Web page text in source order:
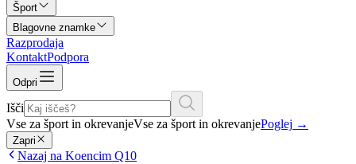
Šport
Blagovne znamke
Razprodaja
KontaktPodpora
Odpri
Išči
Vse za šport in okrevanjeVse za šport in okrevanjePoglej →
Zapri
Nazaj na Koencim Q10